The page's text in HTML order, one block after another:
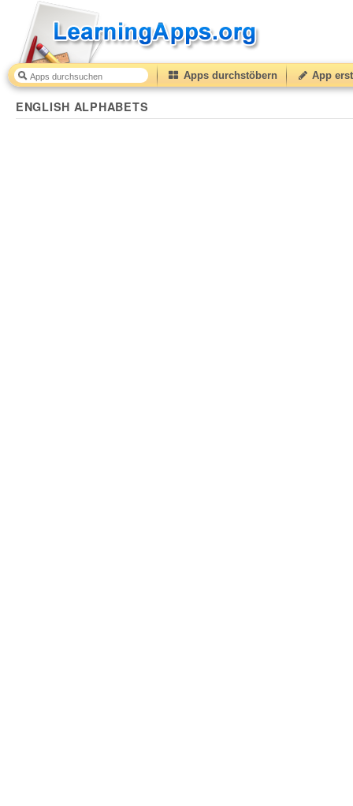
Apps durchstöbern App
ENGLISH ALPHABETS
ENGLISH ALPHABETS 50(from10to 50 ) based on1